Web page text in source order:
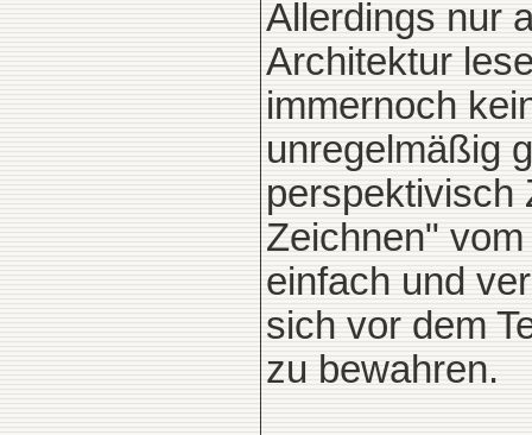
Allerdings nur
Architektur
immernoch
unregelmäßig
perspektivisch
Zeichnen"
einfach und
sich vor dem
zu bewahren.